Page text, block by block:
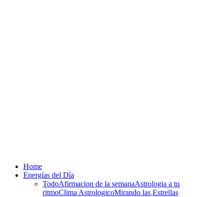
Home
Energías del Día
TodoAfirmacion de la semanaAstrologia a tu
ritmoClima AstrologicoMirando las Estrellas